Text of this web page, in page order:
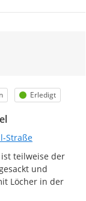
Status
Erledigt
Straße
teilweise der
und
Löcher in der